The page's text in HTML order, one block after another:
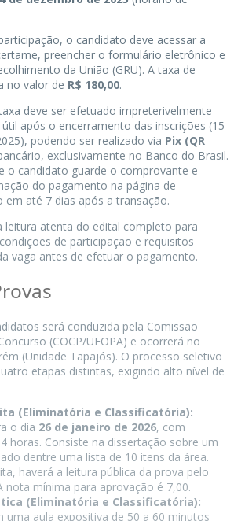
o candidato deve acessar a
preencher o formulário eletrônico e
da União (GRU). A taxa de
no valor de R$ 180,00.
deve ser efetuado impreterivelmente
após o encerramento das inscrições (15
podendo ser realizado via Pix (QR
exclusivamente no Banco do Brasil.
o candidato guarde o comprovante e
do pagamento na página de
em até 7 dias após a transação.
leitura atenta do edital completo para
de participação e requisitos
vaga antes de efetuar o pagamento.
será conduzida pela Comissão
(COCP/UFOPA) e ocorrerá no
(Unidade Tapajós). O processo seletivo
etapas distintas, exigindo alto nível de
(Eliminatória e Classificatória):
o dia 26 de janeiro de 2026, com
horas. Consiste na dissertação sobre um
dentre uma lista de 10 itens da área.
haverá a leitura pública da prova pelo
nota mínima para aprovação é 7,00.
(Eliminatória e Classificatória):
uma aula expositiva de 50 a 60 minutos